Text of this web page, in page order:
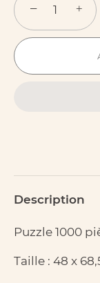
− +
Description
Puzzle 1000
Taille : 48 x